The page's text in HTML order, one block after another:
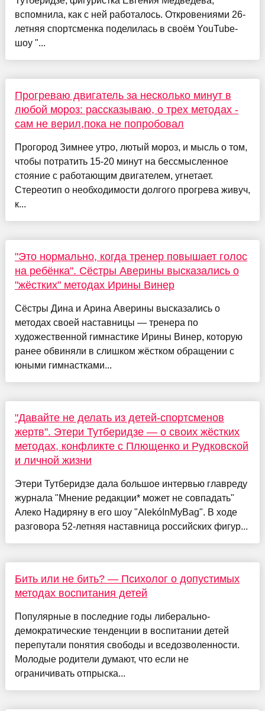
вспомнила, как с ней работалось. Откровениями 26-
летняя спортсменка поделилась в своём YouTube-
шоу "...
Прогреваю двигатель за несколько минут в
любой мороз: рассказываю, о трех методах -
сам не верил,пока не попробовал
Прогород Зимнее утро, лютый мороз, и мысль о том,
чтобы потратить 15-20 минут на бессмысленное
стояние с работающим двигателем, угнетает.
Стереотип о необходимости долгого прогрева живуч,
к...
"Это нормально, когда тренер повышает голос
на ребёнка". Сёстры Аверины высказались о
"жёстких" методах Ирины Винер
Сёстры Дина и Арина Аверины высказались о
методах своей наставницы — тренера по
художественной гимнастике Ирины Винер, которую
ранее обвиняли в слишком жёстком обращении с
юными гимнастками...
"Давайте не делать из детей-спортсменов
жертв". Этери Тутберидзе — о своих жёстких
методах, конфликте с Плющенко и Рудковской
и личной жизни
Этери Тутберидзе дала большое интервью главреду
журнала "Мнение редакции* может не совпадать"
Алеко Надиряну в его шоу "AlekóInMyBag". В ходе
разговора 52-летняя наставница российских фигур...
Бить или не бить? — Психолог о допустимых
методах воспитания детей
Популярные в последние годы либерально-
демократические тенденции в воспитании детей
перепутали понятия свободы и вседозволенности.
Молодые родители думают, что если не
ограничивать отпрыска...